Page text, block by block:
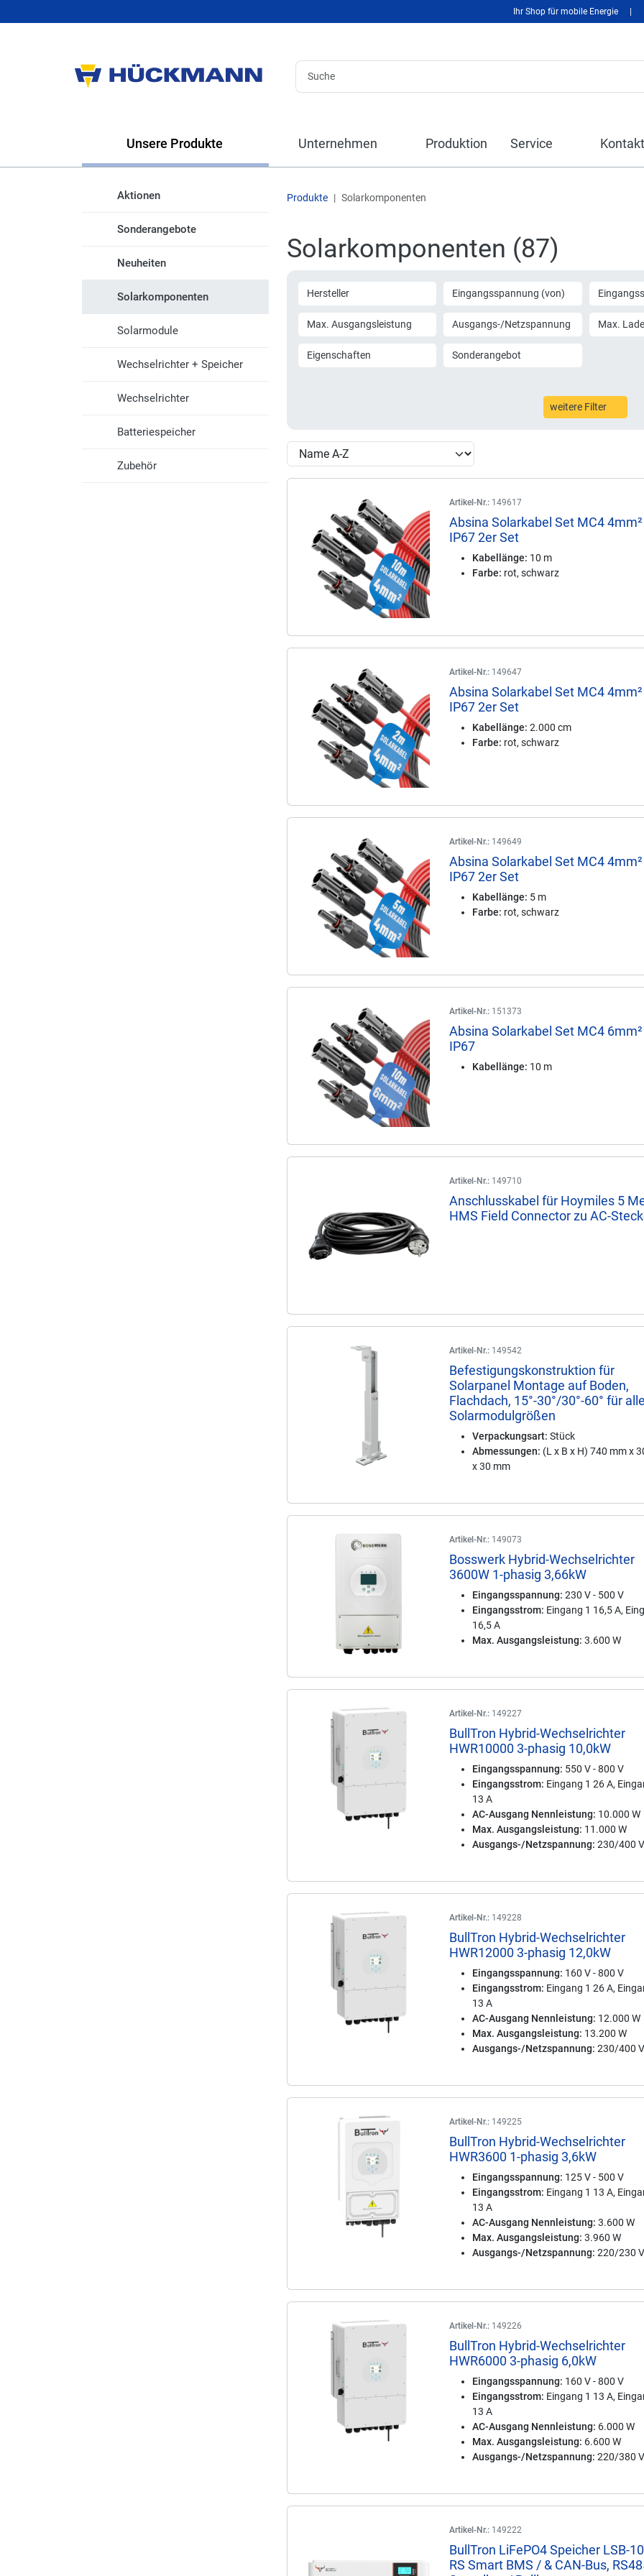
Ihr Shop für mobile Energie
Unsere Produkte Unternehmen Produktion Service Kontakt
Aktionen
Sonderangebote
Neuheiten
Solarkomponenten
Solarmodule
Wechselrichter + Speicher
Wechselrichter
Batteriespeicher
Zubehör
Produkte Solarkomponenten
Solarkomponenten (87)
Hersteller Eingangsspannung (von)
Max. Ausgangsleistung Ausgangs-/Netzspannung Max.
Eigenschaften Sonderangebot
weitere Filter
Artikel-Nr.: 149617
Absina Solarkabel Set MC4
IP67 2er Set
Kabellänge: 10 m
Farbe: rot, schwarz
Artikel-Nr.: 149647
Absina Solarkabel Set MC4
IP67 2er Set
Kabellänge: 2.000 cm
Farbe: rot, schwarz
Artikel-Nr.: 149649
Absina Solarkabel Set MC4
IP67 2er Set
Kabellänge: 5 m
Farbe: rot, schwarz
Artikel-Nr.: 151373
Absina Solarkabel Set MC4
IP67
Kabellänge: 10 m
Artikel-Nr.: 149710
Anschlusskabel für Hoymiles 5
HMS Field Connector zu AC-
Artikel-Nr.: 149542
Befestigungskonstruktion für
Solarpanel Montage auf Boden,
Flachdach, 15°-30°/30°-60° für
Solarmodulgrößen
Verpackungsart: Stück
Abmessungen: (L x B x H) 740 mm x
x 30 mm
Artikel-Nr.: 149073
Bosswerk Hybrid-Wechselrichter
3600W 1-phasig 3,66kW
Eingangsspannung: 230 V - 500 V
Eingangsstrom: Eingang 1 16,5 A,
16,5 A
Max. Ausgangsleistung: 3.600 W
Artikel-Nr.: 149227
BullTron Hybrid-Wechselrichter
HWR10000 3-phasig 10,0kW
Eingangsspannung: 550 V - 800 V
Eingangsstrom: Eingang 1 26 A,
13 A
AC-Ausgang Nennleistung: 10.000 W
Max. Ausgangsleistung: 11.000 W
Ausgangs-/Netzspannung: 230/400
Artikel-Nr.: 149228
BullTron Hybrid-Wechselrichter
HWR12000 3-phasig 12,0kW
Eingangsspannung: 160 V - 800 V
Eingangsstrom: Eingang 1 26 A,
13 A
AC-Ausgang Nennleistung: 12.000 W
Max. Ausgangsleistung: 13.200 W
Ausgangs-/Netzspannung: 230/400
Artikel-Nr.: 149225
BullTron Hybrid-Wechselrichter
HWR3600 1-phasig 3,6kW
Eingangsspannung: 125 V - 500 V
Eingangsstrom: Eingang 1 13 A,
13 A
AC-Ausgang Nennleistung: 3.600 W
Max. Ausgangsleistung: 3.960 W
Ausgangs-/Netzspannung: 220/230
Artikel-Nr.: 149226
BullTron Hybrid-Wechselrichter
HWR6000 3-phasig 6,0kW
Eingangsspannung: 160 V - 800 V
Eingangsstrom: Eingang 1 13 A,
13 A
AC-Ausgang Nennleistung: 6.000 W
Max. Ausgangsleistung: 6.600 W
Ausgangs-/Netzspannung: 220/380
Artikel-Nr.: 149222
BullTron LiFePO4 Speicher LSB-
RS Smart BMS / & CAN-Bus,